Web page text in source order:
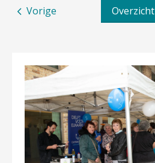
Overzicht
Vorige